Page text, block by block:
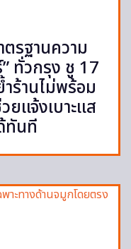
รฐานความ
ทั่วกรุง ชู 17
ร้านไม่พร้อม
ยแจ้งเบาะแส
ทันที